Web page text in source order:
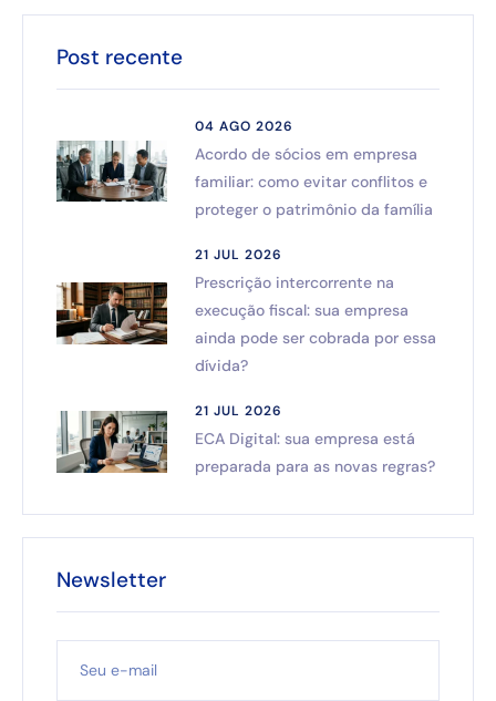
Post recente
04 AGO 2026
Acordo de sócios em empresa
familiar: como evitar conflitos e
proteger o patrimônio da família
21 JUL 2026
Prescrição intercorrente na
execução fiscal: sua empresa
ainda pode ser cobrada por essa
dívida?
21 JUL 2026
ECA Digital: sua empresa está
preparada para as novas regras?
Newsletter